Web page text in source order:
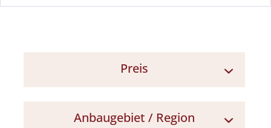
Preis
Anbaugebiet / Region